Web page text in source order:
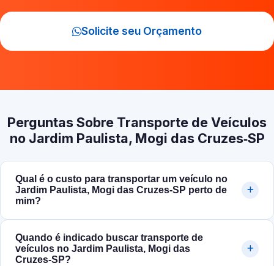
Solicite seu Orçamento
Perguntas Sobre Transporte de Veículos
no Jardim Paulista, Mogi das Cruzes‑SP
Qual é o custo para transportar um veículo no
Jardim Paulista, Mogi das Cruzes‑SP perto de
mim?
Quando é indicado buscar transporte de
veículos no Jardim Paulista, Mogi das
Cruzes‑SP?